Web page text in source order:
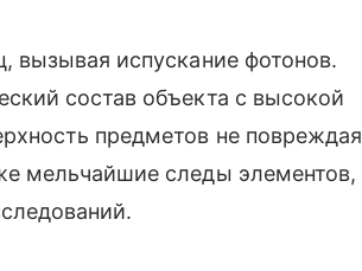
вызывая испускание фотонов.
состав объекта с высокой
предметов не повреждая
мельчайшие следы элементов,